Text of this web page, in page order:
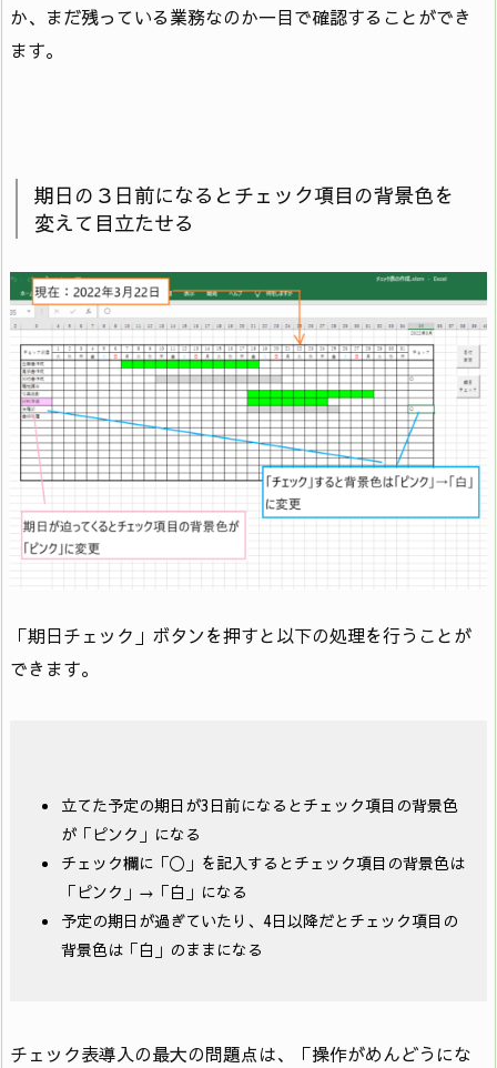
か、まだ残っている業務なのか一目で確認することができ
ます。
期日の３日前になるとチェック項目の背景色を
変えて目立たせる
「期日チェック」ボタンを押すと以下の処理を行うことが
できます。
立てた予定の期日が3日前になるとチェック項目の背景色
が「ピンク」になる
チェック欄に「〇」を記入するとチェック項目の背景色は
「ピンク」→「白」になる
予定の期日が過ぎていたり、4日以降だとチェック項目の
背景色は「白」のままになる
チェック表導入の最大の問題点は、「操作がめんどうにな